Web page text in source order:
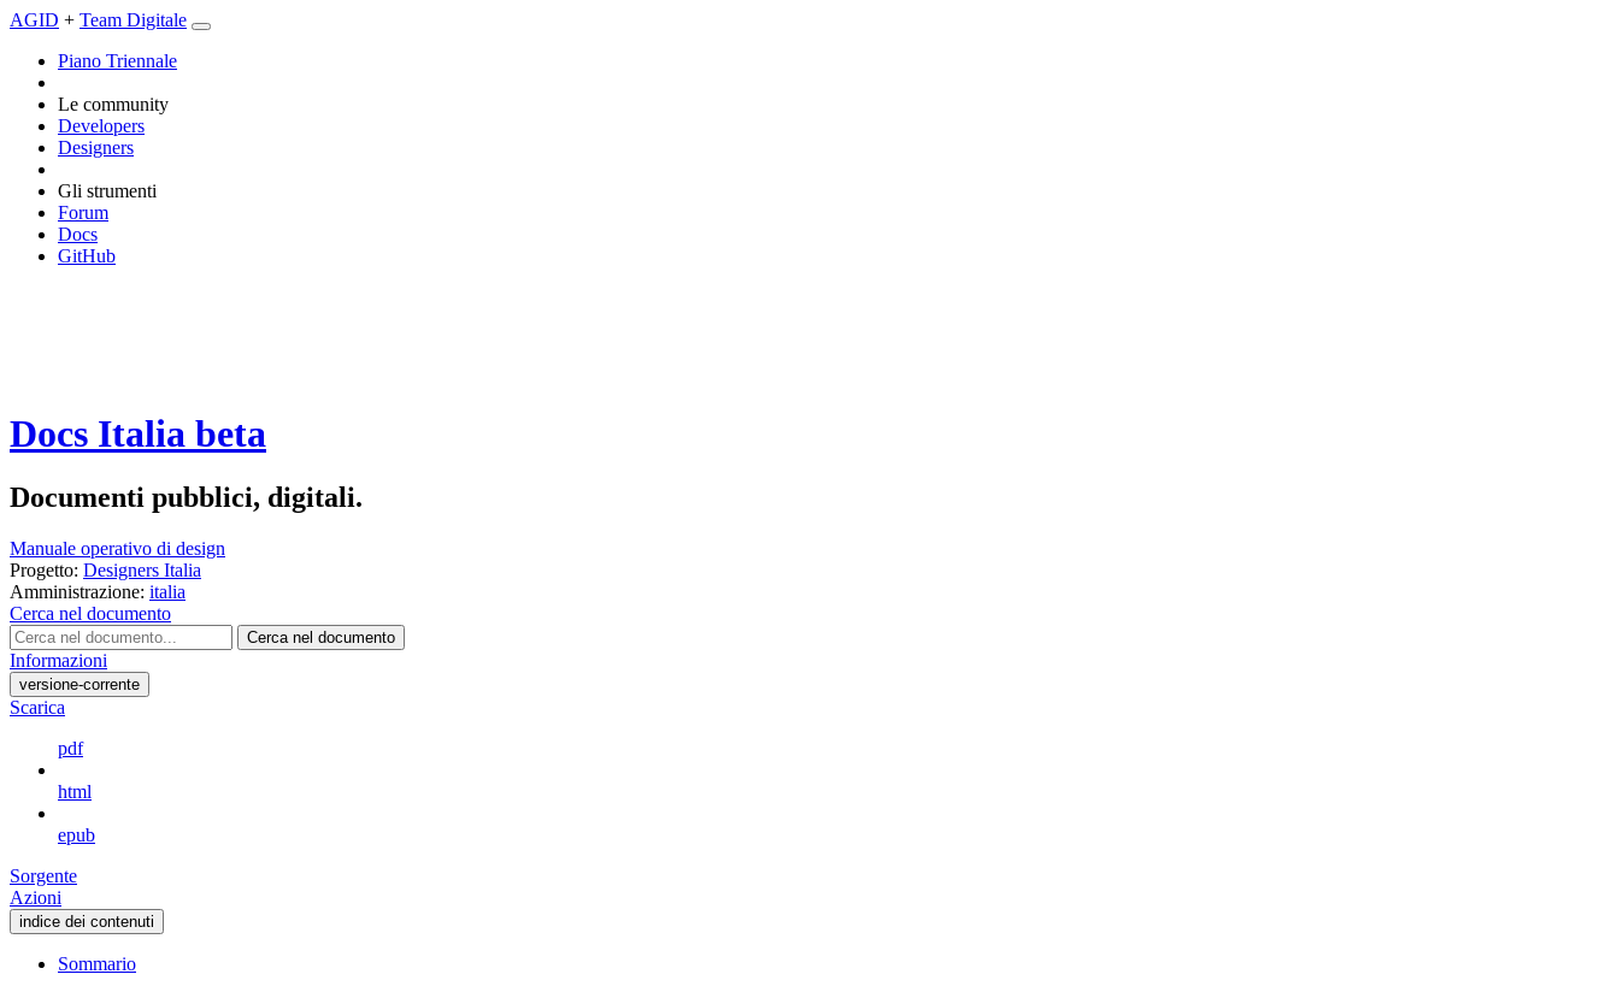
AGID + Team Digitale
Piano Triennale
Le community
Developers
Designers
Gli strumenti
Forum
Docs
GitHub
Docs Italia beta
Documenti pubblici, digitali.
Manuale operativo di design
Progetto: Designers Italia
Amministrazione: italia
Cerca nel documento
Cerca nel documento
Informazioni
versione-corrente
Scarica
pdf
html
epub
Sorgente
Azioni
indice dei contenuti
Sommario